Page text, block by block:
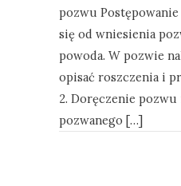
pozwu
się od wniesienia
powoda. W pozwie
opisać roszczenia i
2. Doręczenie
pozwanego […]